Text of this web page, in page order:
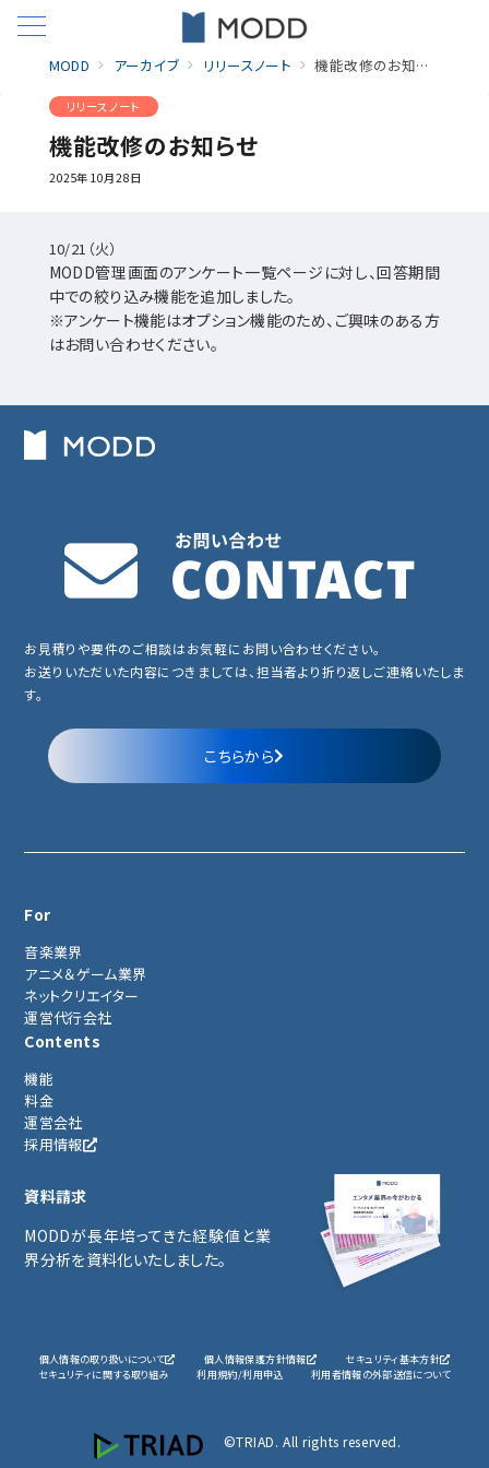
MODD アーカイブ リリースノート 機能改修のお知らせ
リリースノート
機能改修のお知らせ
2025年10月28日
10/21（火）
MODD管理画面のアンケート一覧ページに対し、回答期間
中での絞り込み機能を追加しました。
※アンケート機能はオプション機能のため、ご興味のある方
はお問い合わせください。
お見積りや要件のご相談はお気軽にお問い合わせください。
お送りいただいた内容につきましては、担当者より折り返しご連絡いたしま
す。
こちらから
For
音楽業界
アニメ＆ゲーム業界
ネットクリエイター
運営代行会社
Contents
機能
料金
運営会社
採用情報
資料請求
MODDが長年培ってきた経験値と業
界分析を資料化いたしました。
個人情報の取り扱いについて 個人情報保護方針情報
セキュリティ基本方針
セキュリティに関する取り組み
利用規約/利用申込 利用者情報の外部送信について
©TRIAD. All rights reserved.